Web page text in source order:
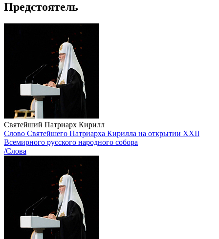
Предстоятель
Святейший Патриарх Кирилл
Слово Святейшего Патриарха Кирилла на открытии XХII
Всемирного русского народного собора
/Слова